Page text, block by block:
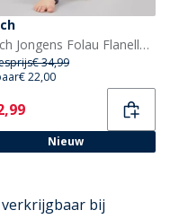
Bench Jongens Folau Flanellen Check Lounge Broek Navy/Rood/Wit/Geel Check Flanel
€ 34,99
€ 22,00
Nieuw
bij